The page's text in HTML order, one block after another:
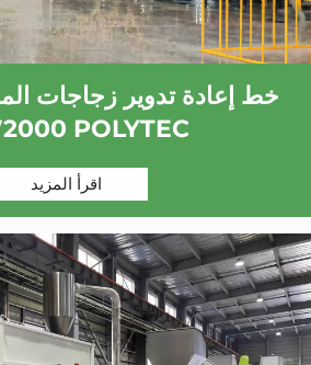
خط إعادة تدوير زجاجات
POLYTEC
اقرأ المزيد